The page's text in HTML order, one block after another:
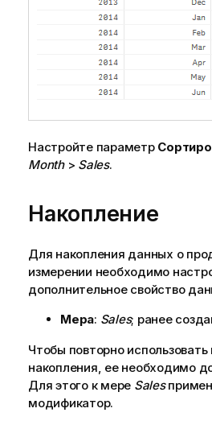
Настройте параметр
Month> Sales.
Накопление
Для накопления данных о
измерении необходимо
дополнительное свойство
Мера: Sales; ранее
Чтобы повторно
накопления, ее необходимо
Для этого к мере Sales
модификатор.